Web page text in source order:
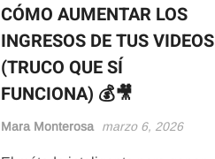
CÓMO AUMENTAR LOS
INGRESOS DE TUS VIDEOS
(TRUCO QUE SÍ
FUNCIONA) 💰🎥
Mara Monterosa marzo 6, 2026